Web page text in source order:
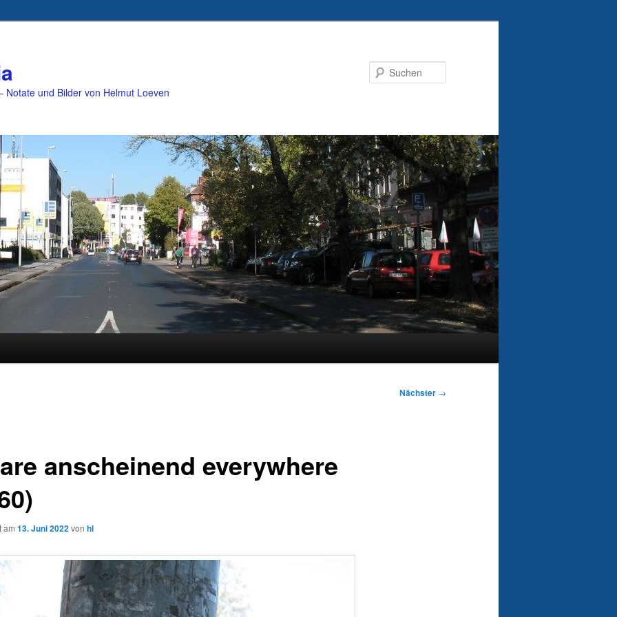
Notate und Bilder von Helmut Loeven
Nächster →
anscheinend everywhere
am 13. Juni 2022von hl